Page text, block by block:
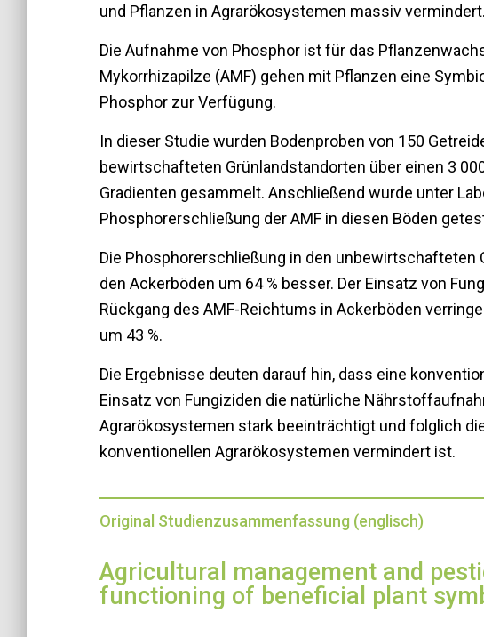
und Pflanzen in Agrarökosystemen massiv vermindert.
Die Aufnahme von Phosphor ist für das
Mykorrhizapilze (AMF) gehen mit Pflanzen eine
Phosphor zur Verfügung.
In dieser Studie wurden Bodenproben von 150
bewirtschafteten Grünlandstandorten über einen 3
Gradienten gesammelt. Anschließend wurde unter
Phosphorerschließung der AMF in diesen Böden
Die Phosphorerschließung in den unbewirtschafteten
den Ackerböden um 64 % besser. Der Einsatz von
Rückgang des AMF-Reichtums in Ackerböden
um 43 %.
Die Ergebnisse deuten darauf hin, dass eine
Einsatz von Fungiziden die natürliche
Agrarökosystemen stark beeinträchtigt und folglich
konventionellen Agrarökosystemen vermindert ist.
Original Studienzusammenfassung (englisch)
Agricultural management and
functioning of beneficial plant